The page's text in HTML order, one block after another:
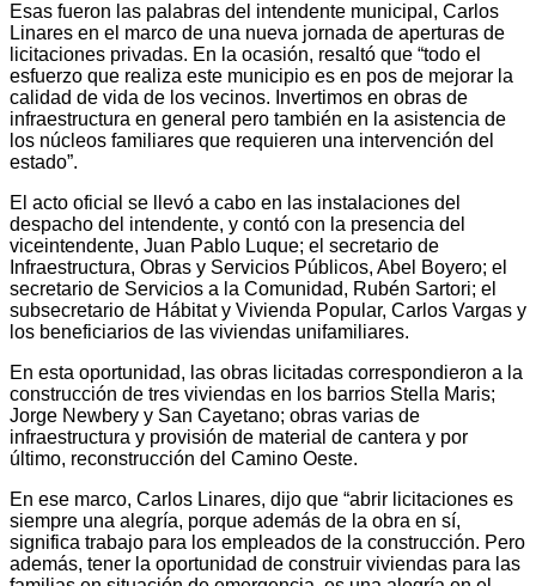
Esas fueron las palabras del intendente municipal, Carlos
Linares en el marco de una nueva jornada de aperturas de
licitaciones privadas. En la ocasión, resaltó que “todo el
esfuerzo que realiza este municipio es en pos de mejorar la
calidad de vida de los vecinos. Invertimos en obras de
infraestructura en general pero también en la asistencia de
los núcleos familiares que requieren una intervención del
estado”.
El acto oficial se llevó a cabo en las instalaciones del
despacho del intendente, y contó con la presencia del
viceintendente, Juan Pablo Luque; el secretario de
Infraestructura, Obras y Servicios Públicos, Abel Boyero; el
secretario de Servicios a la Comunidad, Rubén Sartori; el
subsecretario de Hábitat y Vivienda Popular, Carlos Vargas y
los beneficiarios de las viviendas unifamiliares.
En esta oportunidad, las obras licitadas correspondieron a la
construcción de tres viviendas en los barrios Stella Maris;
Jorge Newbery y San Cayetano; obras varias de
infraestructura y provisión de material de cantera y por
último, reconstrucción del Camino Oeste.
En ese marco, Carlos Linares, dijo que “abrir licitaciones es
siempre una alegría, porque además de la obra en sí,
significa trabajo para los empleados de la construcción. Pero
además, tener la oportunidad de construir viviendas para las